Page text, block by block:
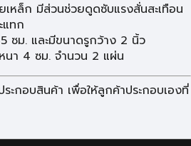
หล็ก มีส่วนช่วยดูดซับแรงสั่นสะเทือน
แทก
ซม. และมีขนาดรูกว้าง 2 นิ้ว
า 4 ซม. จำนวน 2 แผ่น
ะกอบสินค้า เพื่อให้ลูกค้าประกอบเองที่